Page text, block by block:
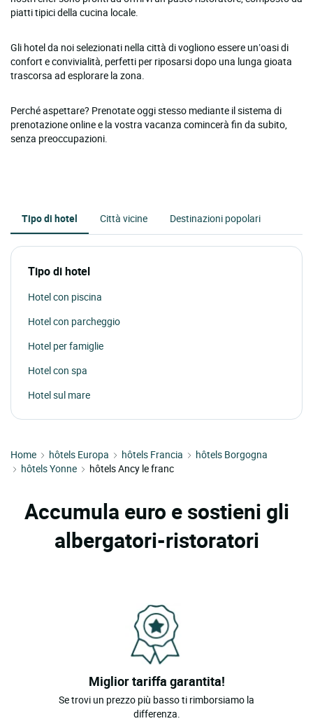
piatti tipici della cucina locale.
Gli hotel da noi selezionati nella città di vogliono essere un’oasi di
confort e convivialità, perfetti per riposarsi dopo una lunga gioata
trascorsa ad esplorare la zona.
Perché aspettare? Prenotate oggi stesso mediante il sistema di
prenotazione online e la vostra vacanza comincerà fin da subito,
senza preoccupazioni.
Tipo di hotel Città vicine Destinazioni popolari
Tipo di hotel
Hotel con piscina
Hotel con parcheggio
Hotel per famiglie
Hotel con spa
Hotel sul mare
Home hôtels Europa hôtels Francia
hôtels Borgogna
hôtels Yonne
hôtels Ancy le franc
Accumula euro e sostieni gli
albergatori-ristoratori
Miglior tariffa garantita!
Se trovi un prezzo più basso ti rimborsiamo la
differenza.